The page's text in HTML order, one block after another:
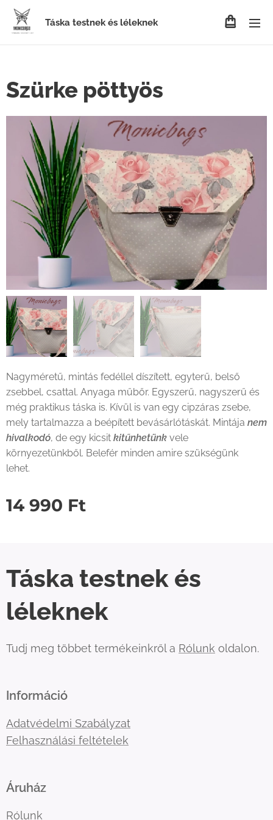
Táska testnek és léleknek
Szürke pöttyös
Nagyméretű, mintás fedéllel díszített, egyterű, belső
zsebbel, csattal. Anyaga műbőr. Egyszerű, nagyszerű és
még praktikus táska is. Kívül is van egy cipzáras zsebe,
mely tartalmazza a beépített bevásárlótáskát. Mintája nem
hivalkodó, de egy kicsit kitűnhetünk vele
környezetünkből. Belefér minden amire szükségünk
lehet.
14 990 Ft
Táska testnek és
léleknek
Tudj meg többet termékeinkről a Rólunk oldalon.
Információ
Adatvédelmi Szabályzat
Felhasználási feltételek
Áruház
Rólunk